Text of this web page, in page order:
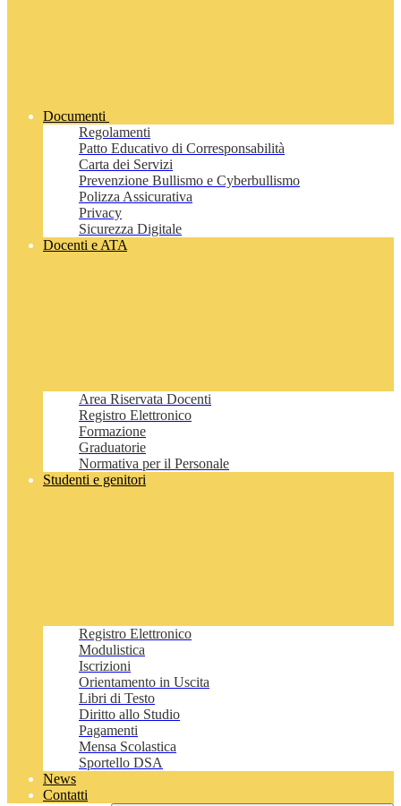
Documenti
Regolamenti
Patto Educativo di Corresponsabilità
Carta dei Servizi
Prevenzione Bullismo e Cyberbullismo
Polizza Assicurativa
Privacy
Sicurezza Digitale
Docenti e ATA
Area Riservata Docenti
Registro Elettronico
Formazione
Graduatorie
Normativa per il Personale
Studenti e genitori
Registro Elettronico
Modulistica
Iscrizioni
Orientamento in Uscita
Libri di Testo
Diritto allo Studio
Pagamenti
Mensa Scolastica
Sportello DSA
News
Contatti